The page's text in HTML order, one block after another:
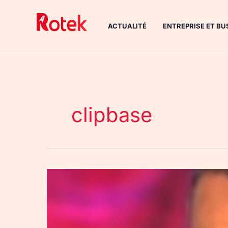
ACTUALITÉ ENTREPRISE ET
clipbase
clip